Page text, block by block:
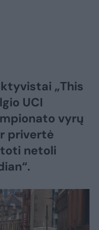
„This
UCI
vyrų
privertė
netoli